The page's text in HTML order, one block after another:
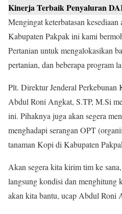
Kinerja Terbaik Penyaluran
Mengingat keterbatasan
Kabupaten Pakpak ini kami
Pertanian untuk mengalokasikan
pertanian, dan beberapa program
Plt. Direktur Jenderal Perkebunan
Abdul Roni Angkat, S.TP, M.Si
ini. Pihaknya juga akan segera
menghadapi serangan OPT
tanaman Kopi di Kabupaten
Akan segera kita kirim tim ke
langsung kondisi dan menghitung
akan kita bantu, ucap Abdul Roni